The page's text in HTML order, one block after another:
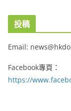
投稿
Email:
Facebook專頁：
https://